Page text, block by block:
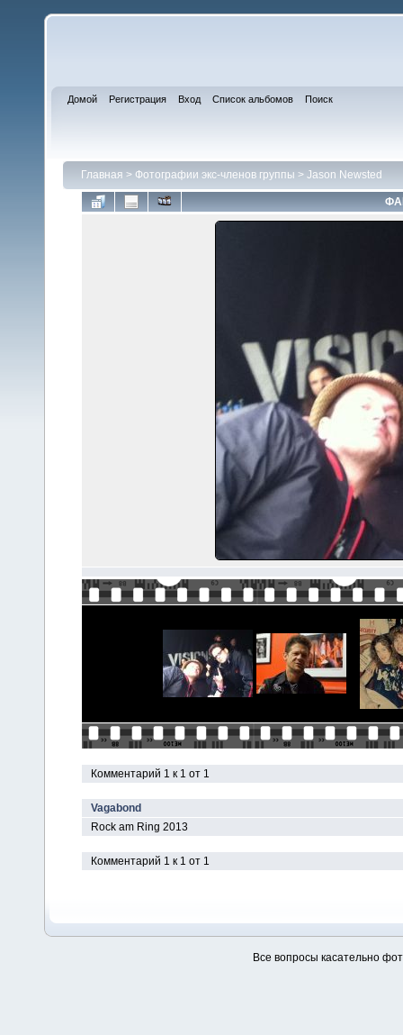
Домой Регистрация Вход Список альбомов Поиск
Главная > Фотографии экс-членов группы > Jason Newsted
Комментарий 1 к 1 от 1
Vagabond
Rock am Ring 2013
Комментарий 1 к 1 от 1
Все вопросы касательно